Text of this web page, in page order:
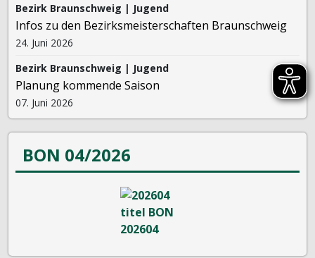
Bezirk Braunschweig | Jugend
Infos zu den Bezirksmeisterschaften Braunschweig
24. Juni 2026
Bezirk Braunschweig | Jugend
Planung kommende Saison
07. Juni 2026
BON 04/2026